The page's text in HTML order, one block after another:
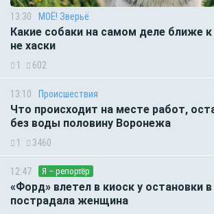
13:30 МОЁ! Зверьё
Какие собаки на самом деле ближе
не хаски
1 602
13:10 Происшествия
Что происходит на месте работ,
без воды половину Воронежа
1 3460
12:47 Я – репортёр
«Форд» влетел в киоск у остановки
пострадала женщина